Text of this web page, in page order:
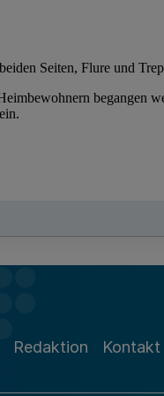
Redaktion Kontakt